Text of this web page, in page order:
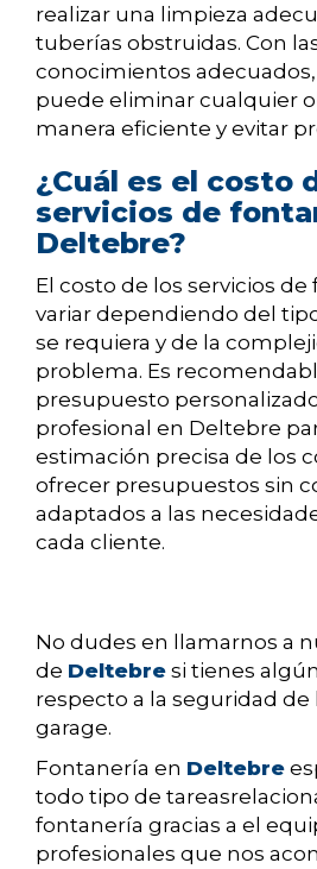
realizar una limpieza
tuberías obstruidas. Con
conocimientos
puede eliminar cualquier
manera eficiente y evitar
¿Cuál es el costo
servicios de
Deltebre?
El costo de los servicios
variar dependiendo del
se requiera y de la
problema. Es
presupuesto
profesional en Deltebre
estimación precisa de los
ofrecer presupuestos sin
adaptados a las
cada cliente.
No dudes en llamarnos a
de Deltebre si tienes
respecto a la seguridad de
garage.
Fontanería en Deltebre
todo tipo de
fontanería gracias a el
profesionales que nos